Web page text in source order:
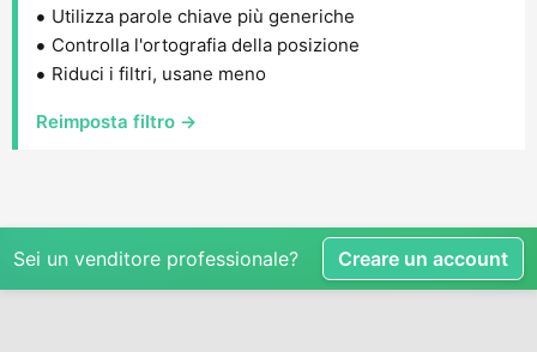
Utilizza parole chiave più generiche
Controlla l'ortografia della posizione
Riduci i filtri, usane meno
Reimposta filtro →
Sei un venditore professionale? Creare un account